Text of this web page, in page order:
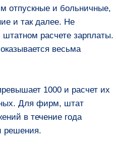
отпускные и больничные,
и так далее. Не
расчете зарплаты.
весьма
1000 и расчет их
Для фирм, штат
в течение года
решения.